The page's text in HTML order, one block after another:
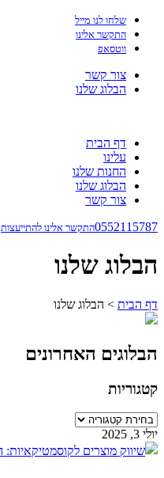
שלחו לנו מייל
התקשר אלינו
ווטסאפ
צור קשר
הבלוג שלנו
דף הבית
עלינו
החנות שלנו
הבלוג שלנו
צור קשר
0552115787התקשר אלינו להתייעצות
הבלוג שלנו
דף הבית > הבלוג שלנו
הבלוגים האחרונים
קטגוריות
קטגוריות
יולי 3, 2025